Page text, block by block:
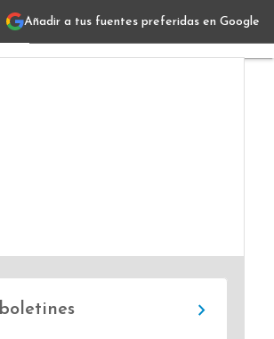
Añadir a tus fuentes preferidas en Google